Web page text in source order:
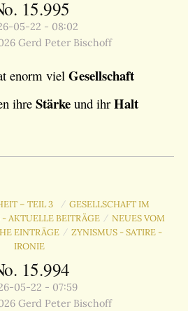
15.995
05-22 - 08:02
Gerd Peter Bischoff
enorm viel Gesellschaft
ihreStärke und ihr Halt
– TEIL 3 / GESELLSCHAFT IM
AKTUELLE BEITRÄGE / NEUES VOM
EINTRÄGE / ZYNISMUS - SATIRE -
IRONIE
15.994
05-22 - 07:59
Gerd Peter Bischoff